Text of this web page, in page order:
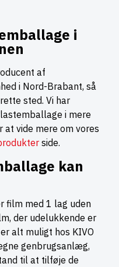
i
af
i Nord-Brabant, så
sted. Vi har
i mere
at vide mere om vores
side.
kan
film med 1 lag uden
der udelukkende er
alt muligt hos KIVO
genbrugsanlæg,
til at tilføje de